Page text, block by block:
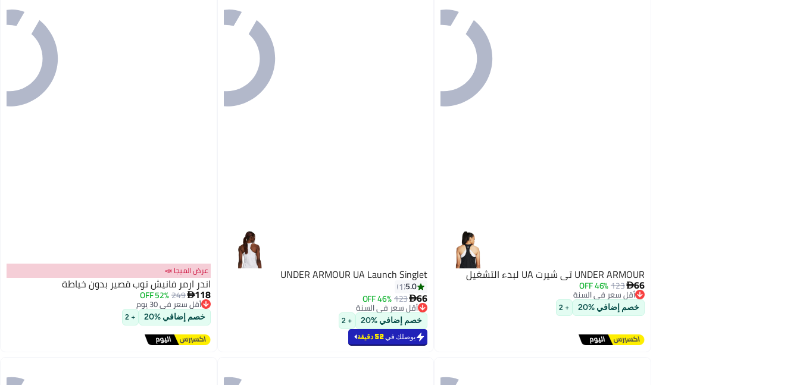
UNDER ARMOUR تي شيرت UA لبدء التشغيل
66
123
46% OFF
أقل سعر في السنة
توصيل مجاني
أقل سعر في السنة
خصم إضافي %20 + 2
UNDER ARMOUR UA Launch Singlet
5.0
1
66
123
46% OFF
أقل سعر في السنة
أقل سعر في السنة
خصم إضافي %20 + 2
يوصلك في52 دقيقة
2
عرض الميجا 📣
اندر ارمر فانيش توب قصير بدون خياطة
118
249
52% OFF
أقل سعر في 30 يوم
توصيل مجاني
أقل سعر في 30 يوم
خصم إضافي %20 + 2